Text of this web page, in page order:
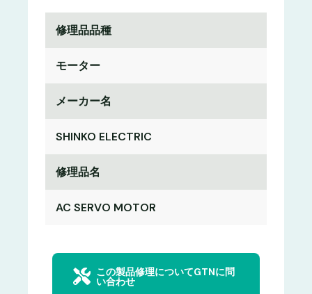
修理品品種
モーター
メーカー名
SHINKO ELECTRIC
修理品名
AC SERVO MOTOR
この製品修理についてGTNに問
い合わせ